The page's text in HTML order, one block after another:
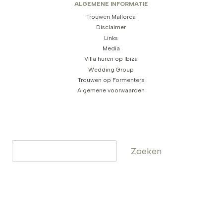
ALGEMENE INFORMATIE
Trouwen Mallorca
Disclaimer
Links
Media
Villa huren op Ibiza
Wedding Group
Trouwen op Formentera
Algemene voorwaarden
Zoeken